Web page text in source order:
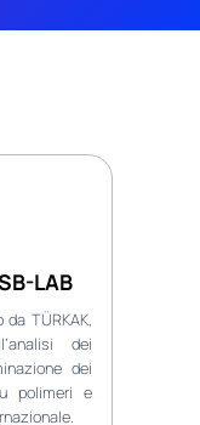
LAB
TÜRKAK,
dei
dei
polimeri e